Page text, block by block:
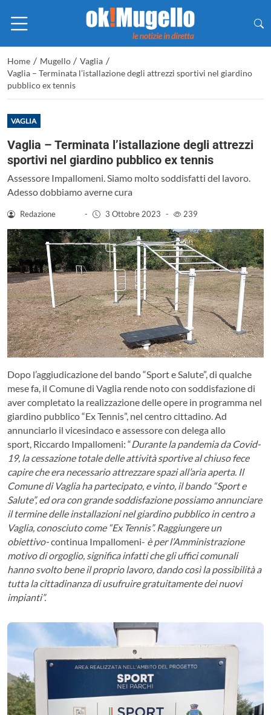
Home / Mugello / Vaglia /
Vaglia – Terminata l’istallazione degli attrezzi sportivi nel giardino
pubblico ex tennis
VAGLIA
Vaglia – Terminata l’istallazione degli attrezzi
sportivi nel giardino pubblico ex tennis
Assessore Impallomeni. Siamo molto soddisfatti del lavoro.
Adesso dobbiamo averne cura
Redazione - 3 Ottobre 2023 - 239
Dopo l’aggiudicazione del bando “Sport e Salute”, di qualche
mese fa, il Comune di Vaglia rende noto con soddisfazione di
aver completato la realizzazione delle opere in programma nel
giardino pubblico “Ex Tennis”, nel centro cittadino. Ad
annunciarlo il vicesindaco e assessore con delega allo
sport, Riccardo Impallomeni: “Durante la pandemia da Covid-
19, la cessazione totale delle attività sportive al chiuso fece
capire che era necessario attrezzare spazi all’aria aperta. Il
Comune di Vaglia ha partecipato, e vinto, il bando “Sport e
Salute”, ed ora con grande soddisfazione possiamo annunciare
il termine delle installazioni nel giardino pubblico in centro a
Vaglia, conosciuto come “Ex Tennis”. Raggiungere un
obiettivo-continua Impallomeni- è per l’Amministrazione
motivo di orgoglio, significa infatti che gli uffici comunali
hanno svolto bene il proprio lavoro, dando così la possibilità a
tutta la cittadinanza di usufruire gratuitamente dei nuovi
impianti”.